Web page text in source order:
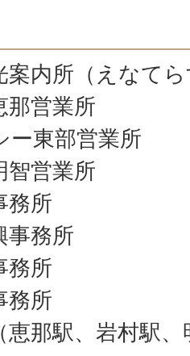
案内所（えなて
那営業所
ー東部営業所
智営業所
務所
事務所
務所
務所
恵那駅、岩村駅、